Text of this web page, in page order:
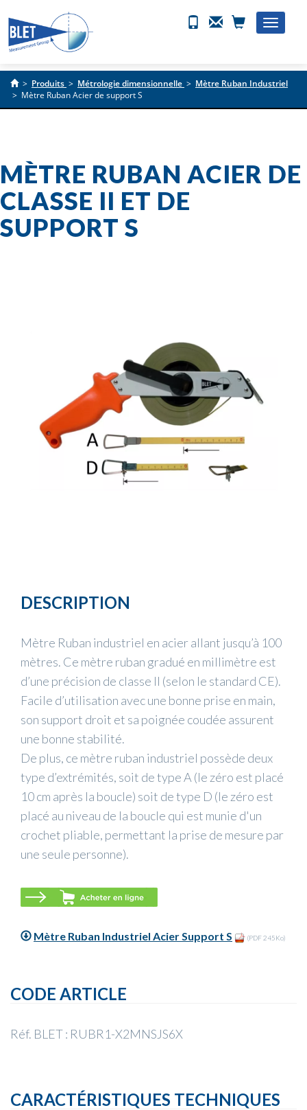
Toggle
> Produits > Métrologie dimensionnelle > Mètre Ruban Industriel
> Mètre Ruban Acier de support S
MÈTRE RUBAN ACIER DE
CLASSE II ET DE
SUPPORT S
DESCRIPTION
Mètre Ruban industriel en acier allant jusqu’à 100
mètres. Ce mètre ruban gradué en millimètre est
d’une précision de classe II (selon le standard CE).
Facile d’utilisation avec une bonne prise en main,
son support droit et sa poignée coudée assurent
une bonne stabilité.
De plus, ce mètre ruban industriel possède deux
type d’extrémités, soit de type A (le zéro est placé
10 cm après la boucle) soit de type D (le zéro est
placé au niveau de la boucle qui est munie d'un
crochet pliable, permettant la prise de mesure par
une seule personne).
Mètre Ruban Industriel Acier Support S (PDF 245Ko)
CODE ARTICLE
Réf. BLET : RUBR1-X2MNSJS6X
CARACTÉRISTIQUES TECHNIQUES